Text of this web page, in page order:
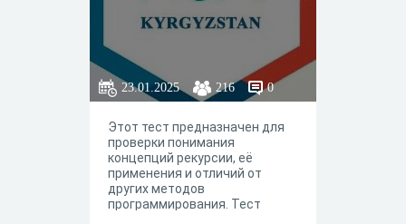
23.01.2025 216 0
Этот тест предназначен для
проверки понимания
концепций рекурсии, её
применения и отличий от
других методов
программирования. Тест